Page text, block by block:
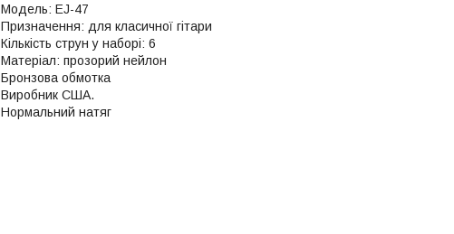
Модель: EJ-47
Призначення: для класичної гітари
Кількість струн у наборі: 6
Матеріал: прозорий нейлон
Бронзова обмотка
Виробник США.
Нормальний натяг